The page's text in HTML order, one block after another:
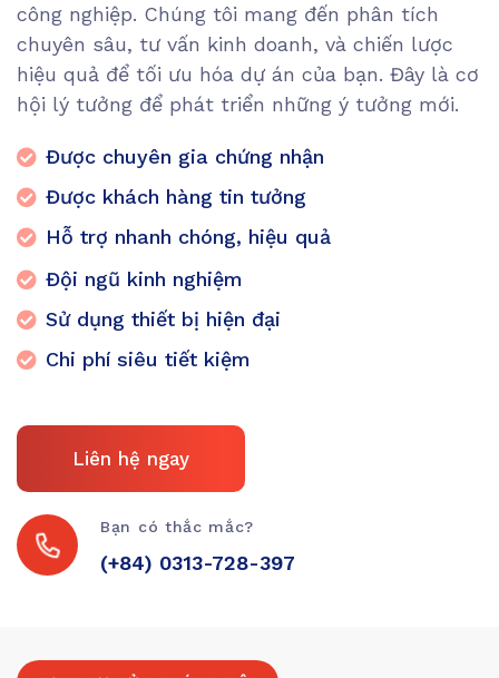
công nghiệp. Chúng tôi mang đến phân tích
chuyên sâu, tư vấn kinh doanh, và chiến lược
hiệu quả để tối ưu hóa dự án của bạn. Đây là cơ
hội lý tưởng để phát triển những ý tưởng mới.
Được chuyên gia chứng nhận
Được khách hàng tin tưởng
Hỗ trợ nhanh chóng, hiệu quả
Đội ngũ kinh nghiệm
Sử dụng thiết bị hiện đại
Chi phí siêu tiết kiệm
Liên hệ ngay
Bạn có thắc mắc?
(+84) 0313-728-397